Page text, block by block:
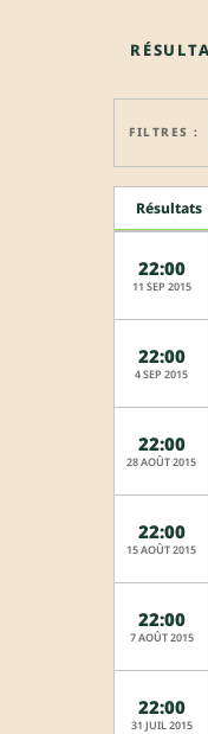
FILTRES :
Résultats
22:00
11 SEP 2015
22:00
4 SEP 2015
22:00
28 AOÛT 2015
22:00
15 AOÛT 2015
22:00
7 AOÛT 2015
22:00
31 JUIL 2015